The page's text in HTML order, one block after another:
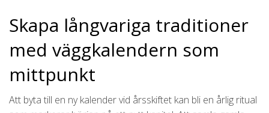
Skapa långvariga traditioner
med väggkalendern som
mittpunkt
Att byta till en ny kalender vid årsskiftet kan bli en årlig ritual